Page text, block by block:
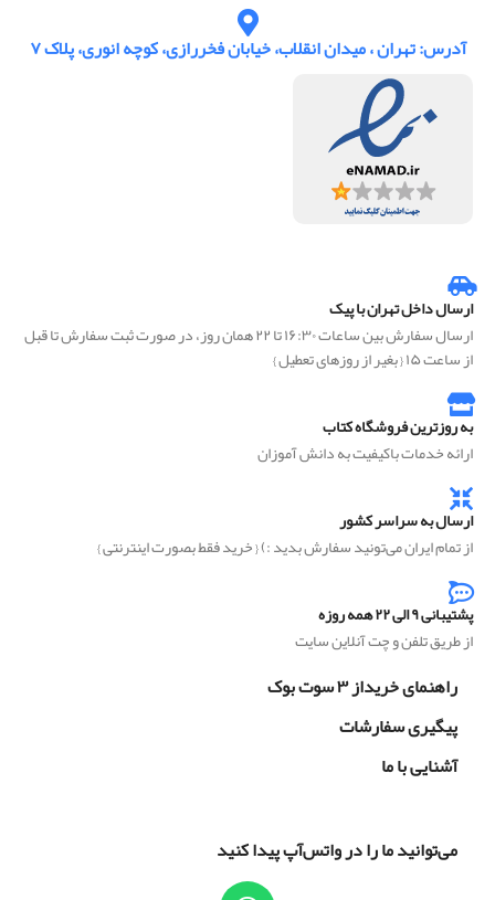
آدرس: تهران ، میدان انقلاب، خیابان فخررازی، کوچه انوری، پلاک ۷
ارسال داخل تهران با پیک
ارسال سفارش بین ساعات ۱۶:۳۰ تا ۲۲ همان روز، در صورت ثبت سفارش تا قبل
از ساعت ۱۵ { بغیر از روزهای تعطیل }
به روزترین فروشگاه کتاب
ارائه خدمات باکیفیت به دانش آموزان
ارسال به سراسر کشور
از تمام ایران می‌تونید سفارش بدید :) { خرید فقط بصورت اینترنتی }
پشتیبانی ۹ الی ۲۲ همه روزه
از طریق تلفن و چت آنلاین سایت
راهنمای خریداز ۳ سوت بوک
پیگیری سفارشات
آشنایی با ما
می‌توانید ما را در واتس‌آپ پیدا کنید